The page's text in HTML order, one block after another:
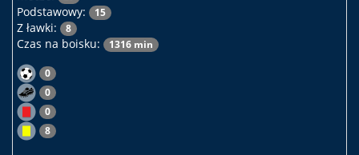
Podstawowy: 15
Z ławki: 8
Czas na boisku: 1316 min
0
0
0
8